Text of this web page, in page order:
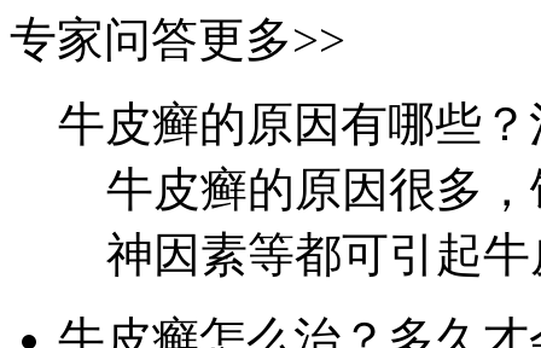
专家问答更多>>
牛皮癣的原因有哪些
牛皮癣的原因很多
神因素等都可引起